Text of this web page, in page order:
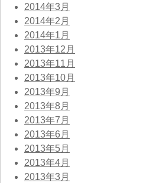
2014年3月
2014年2月
2014年1月
2013年12月
2013年11月
2013年10月
2013年9月
2013年8月
2013年7月
2013年6月
2013年5月
2013年4月
2013年3月